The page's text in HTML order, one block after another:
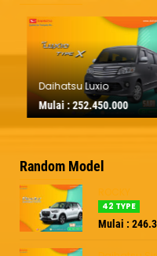
Daihatsu Luxio
Mulai :252.450.000
Random Model
42 TYPE
Mulai :